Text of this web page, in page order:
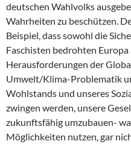
deutschen Wahlvolks
Wahrheiten zu beschützen.
Beispiel, dass sowohl die
Faschisten bedrohten Europa
Herausforderungen der
Umwelt/Klima-Problematik
Wohlstands und unseres
zwingen werden, unsere
zukunftsfähig umzubauen-
Möglichkeiten nutzen, gar